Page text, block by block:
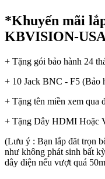
*Khuyến mãi
KBVISION-
+ Tặng gói bảo hành 24
+ 10 Jack BNC - F5 (Bảo
+ Tặng tên miền xem qua
+ Tặng Dây HDMI Hoặc
(Lưu ý : Bạn lắp đăt trọn
như không phát sinh bất
dây điện nếu vượt quá